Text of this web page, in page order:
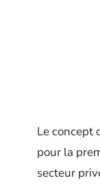
Le concept
pour la
secteur